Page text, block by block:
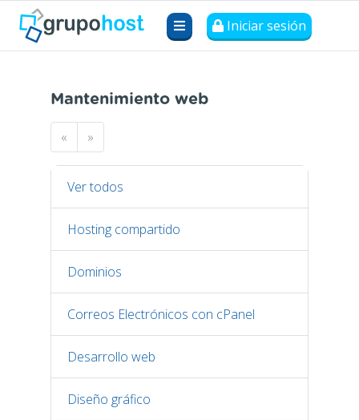
Iniciar sesión
Mantenimiento web
« »
Ver todos
Hosting compartido
Dominios
Correos Electrónicos con cPanel
Desarrollo web
Diseño gráfico